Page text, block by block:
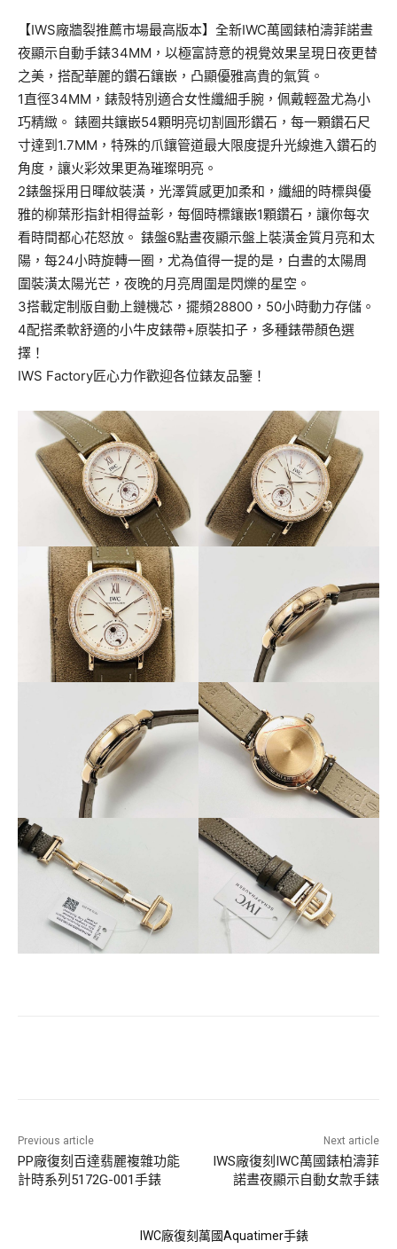
【IWS廠牆裂推薦市場最高版本】全新IWC萬國錶柏濤菲諾晝
夜顯示自動手錶34MM，以極富詩意的視覺效果呈現日夜更替
之美，搭配華麗的鑽石鑲嵌，凸顯優雅高貴的氣質。
1直徑34MM，錶殼特別適合女性纖細手腕，佩戴輕盈尤為小
巧精緻。 錶圈共鑲嵌54顆明亮切割圓形鑽石，每一顆鑽石尺
寸達到1.7MM，特殊的爪鑲管道最大限度提升光線進入鑽石的
角度，讓火彩效果更為璀璨明亮。
2錶盤採用日暉紋裝潢，光澤質感更加柔和，纖細的時標與優
雅的柳葉形指針相得益彰，每個時標鑲嵌1顆鑽石，讓你每次
看時間都心花怒放。 錶盤6點晝夜顯示盤上裝潢金質月亮和太
陽，每24小時旋轉一圈，尤為值得一提的是，白晝的太陽周
圍裝潢太陽光芒，夜晚的月亮周圍是閃爍的星空。
3搭載定制版自動上鏈機芯，擺頻28800，50小時動力存儲。
4配搭柔軟舒適的小牛皮錶帶+原裝扣子，多種錶帶顏色選
擇！
IWS Factory匠心力作歡迎各位錶友品鑒！
Previous article
PP廠復刻百達翡麗複雜功能
計時系列5172G-001手錶
Next article
IWS廠復刻IWC萬國錶柏濤菲
諾晝夜顯示自動女款手錶
IWC廠復刻萬國Aquatimer手錶